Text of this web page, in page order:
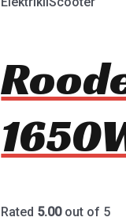
Rated 5.00out of 5